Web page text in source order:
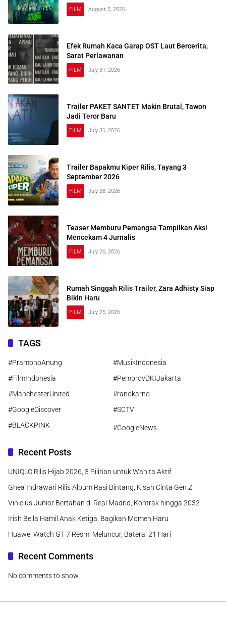
FILM August 5, 2026
Efek Rumah Kaca Garap OST Laut Bercerita,
Sarat Perlawanan
FILM July 31, 2026
Trailer PAKET SANTET Makin Brutal, Tawon
Jadi Teror Baru
FILM July 31, 2026
Trailer Bapakmu Kiper Rilis, Tayang 3
September 2026
FILM July 28, 2026
Teaser Memburu Pemangsa Tampilkan Aksi
Mencekam 4 Jurnalis
FILM July 26, 2026
Rumah Singgah Rilis Trailer, Zara Adhisty Siap
Bikin Haru
FILM July 25, 2026
TAGS
#PramonoAnung
#MusikIndonesia
#FilmIndonesia
#PemprovDKIJakarta
#ManchesterUnited
#ranokarno
#GoogleDiscover
#SCTV
#BLACKPINK
#GoogleNews
Recent Posts
UNIQLO Rilis Hijab 2026, 3 Pilihan untuk Wanita Aktif
Ghea Indrawari Rilis Album Rasi Bintang, Kisah Cinta Gen Z
Vinicius Junior Bertahan di Real Madrid, Kontrak hingga 2032
Irish Bella Hamil Anak Ketiga, Bagikan Momen Haru
Huawei Watch GT 7 Resmi Meluncur, Baterai 21 Hari
Recent Comments
No comments to show.